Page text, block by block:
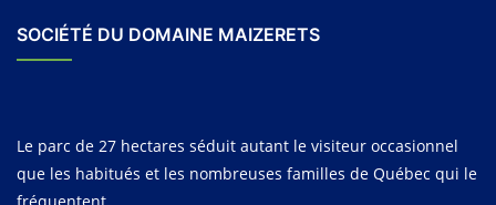
SOCIÉTÉ DU DOMAINE MAIZERETS
Le parc de 27 hectares séduit autant le visiteur occasionnel
que les habitués et les nombreuses familles de Québec qui le